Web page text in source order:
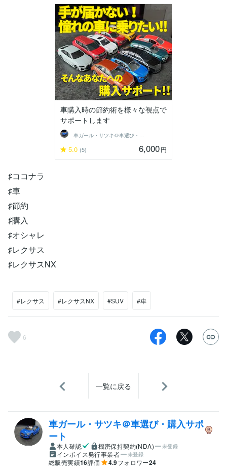
車購入時の節約術を様々な視点で
サポートします
車ガール・サツキ＠車選び・購入サポート
5.0 (5) 6,000円
♯ココナラ
♯車
♯節約
♯購入
♯オシャレ
♯レクサス
♯レクサスNX
#レクサス #レクサスNX #SUV #車
6
一覧に戻る
車ガール・サツキ＠車選び・購入サポ
ート
本人確認 機密保持契約(NDA) 未登録
インボイス発行事業者 未登録
総販売実績16評価 4.9フォロワー24